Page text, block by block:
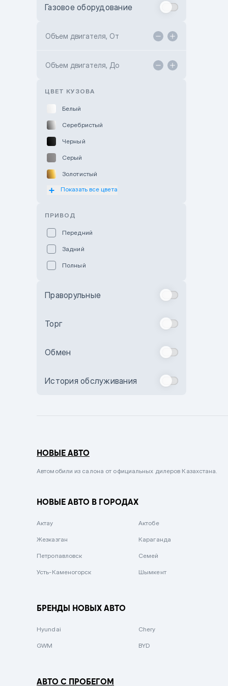
Toyota Kokshetau
Hyundai ShymCity
Газовое оборудование
Объем двигателя, От
Объем двигателя, До
ЦВЕТ КУЗОВА
Белый
Серебристый
Черный
Серый
Золотистый
Оранжевый
Бежевый
Комбинированный
Сиреневый металлик
Вишневый
Зеленый металлик
Показать все цвета
ПРИВОД
Передний
Задний
Полный
Праворульные
Торг
Обмен
История обслуживания
НОВЫЕ АВТО
Автомобили из салона от официальных дилеров Казахстана.
НОВЫЕ АВТО В ГОРОДАХ
Актау Актобе
Жезказган Караганда
Петропавловск Семей
Усть-Каменогорск Шымкент
БРЕНДЫ НОВЫХ АВТО
Hyundai Chery
GWM BYD
АВТО С ПРОБЕГОМ